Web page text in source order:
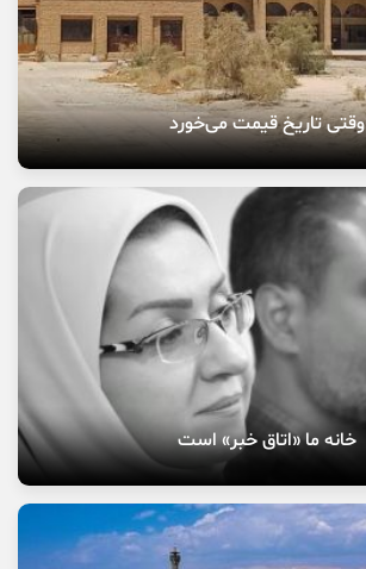
وقتی تاریخ قیمت می‌خورد
خانه ما «اتاق خبر» است